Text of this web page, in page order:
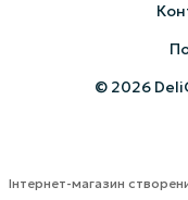
© 2026
Інтернет-магазин